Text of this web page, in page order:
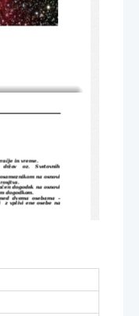
in vreme.
oz.   Svetovnih
na osnovi
dogodek na osnovi
dogodkom.
dvema   osebama   –
z vplivi ene osebe na
Napisal Arar, grški
gradivo opazovanj o
se Arar v glavnem
in Knida